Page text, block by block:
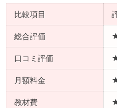
比較項目
総合評価
口コミ評価
月額料金
教材費